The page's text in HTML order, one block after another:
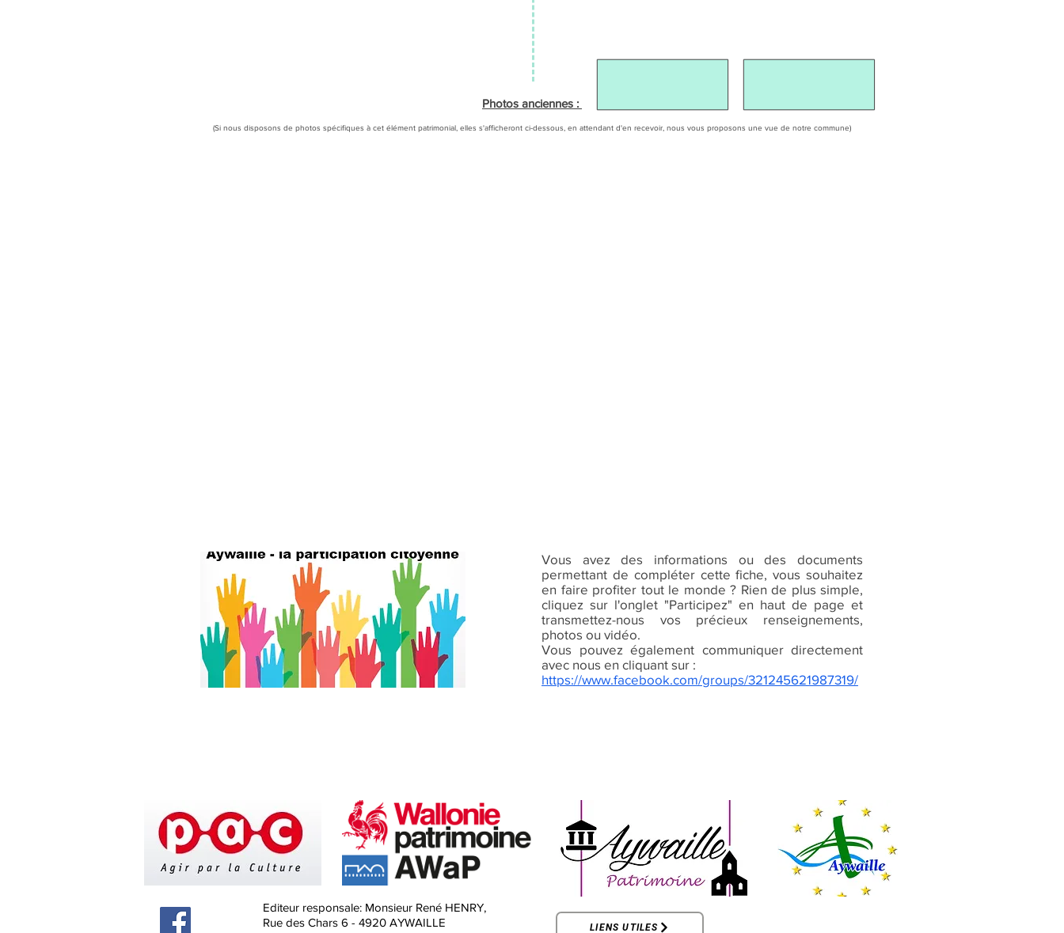
Photos anciennes :
(Si nous disposons de photos spécifiques à cet élément patrimonial, elles s'afficheront ci-dessous, en attendant d'en recevoir, nous vous proposons une vue de notre commune)
Vous avez des informations ou des documents
permettant de compléter cette fiche, vous souhaitez
en faire profiter tout le monde ? Rien de plus simple,
cliquez sur l'onglet "Participez" en haut de page et
transmettez-nous vos précieux renseignements,
photos ou vidéo.
Vous pouvez également communiquer directement
avec nous en cliquant sur :
https://www.facebook.com/groups/321245621987319/
Editeur responsale: Monsieur René HENRY,
Rue des Chars 6 - 4920 AYWAILLE
LIENS UTILES